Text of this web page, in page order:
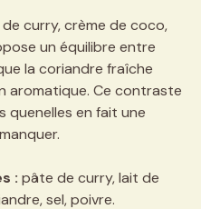
curry, crème de coco,
un équilibre entre
la coriandre fraîche
aromatique. Ce contraste
en fait une
: pâte de curry, lait de
sel, poivre.